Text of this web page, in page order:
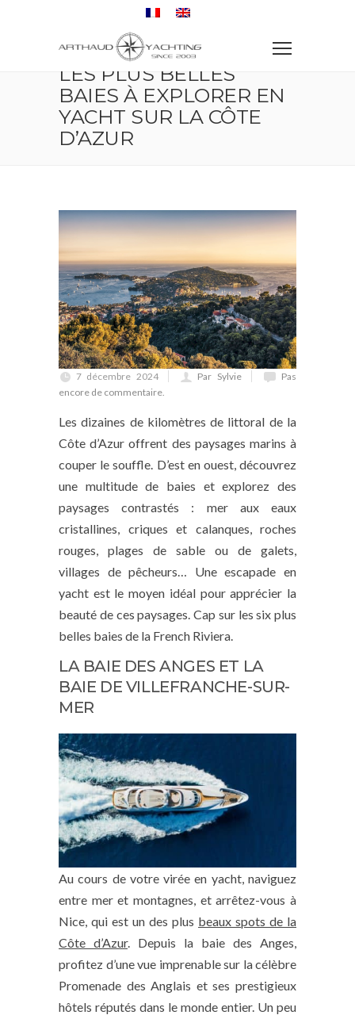
Les plus belles baies à explorer en yacht sur la Côte
LES PLUS BELLES
BAIES À EXPLORER EN
YACHT SUR LA CÔTE
D’AZUR
7 décembre 2024 Par Sylvie
Pas
encore de commentaire.
Les dizaines de kilomètres de littoral de la
Côte d’Azur offrent des paysages marins à
couper le souffle. D’est en ouest, découvrez
une multitude de baies et explorez des
paysages contrastés : mer aux eaux
cristallines, criques et calanques, roches
rouges, plages de sable ou de galets,
villages de pêcheurs… Une escapade en
yacht est le moyen idéal pour apprécier la
beauté de ces paysages. Cap sur les six plus
belles baies de la French Riviera.
LA BAIE DES ANGES ET LA
BAIE DE VILLEFRANCHE-SUR-
MER
Au cours de votre virée en yacht, naviguez
entre mer et montagnes, et arrêtez-vous à
Nice, qui est un des plus beaux spots de la
Côte d’Azur. Depuis la baie des Anges,
profitez d’une vue imprenable sur la célèbre
Promenade des Anglais et ses prestigieux
hôtels réputés dans le monde entier. Un peu